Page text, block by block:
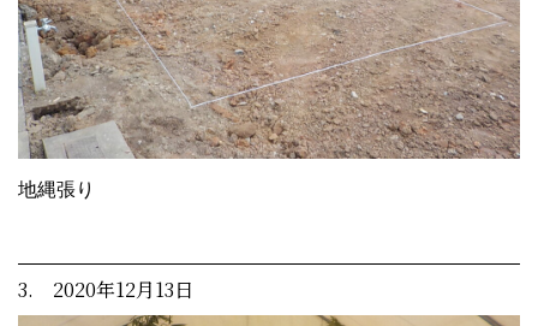
地縄張り
3. 2020年12月13日